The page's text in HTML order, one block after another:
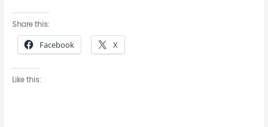
Share this:
Facebook X
Like this: